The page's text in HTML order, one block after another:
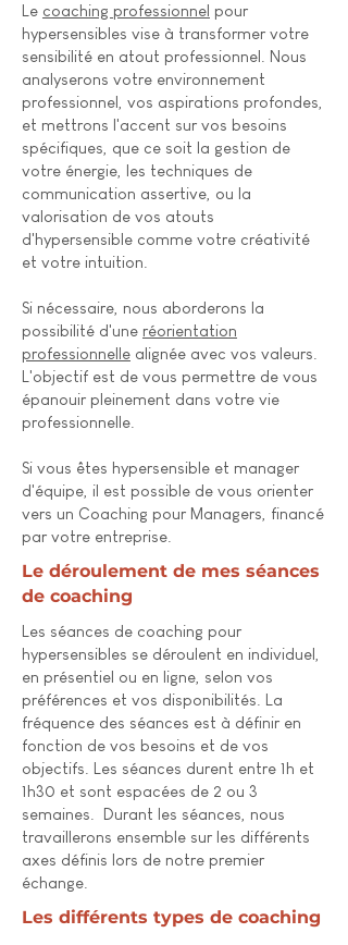
Le coaching professionnel pour
hypersensibles vise à transformer votre
sensibilité en atout professionnel. Nous
analyserons votre environnement
professionnel, vos aspirations profondes,
et mettrons l'accent sur vos besoins
spécifiques, que ce soit la gestion de
votre énergie, les techniques de
communication assertive, ou la
valorisation de vos atouts
d'hypersensible comme votre créativité
et votre intuition.
Si nécessaire, nous aborderons la
possibilité d'une réorientation
professionnelle alignée avec vos valeurs.
L'objectif est de vous permettre de vous
épanouir pleinement dans votre vie
professionnelle.
Si vous êtes hypersensible et manager
d'équipe, il est possible de vous orienter
vers un Coaching pour Managers, financé
par votre entreprise.
Le déroulement de mes séances
de coaching
Les séances de coaching pour
hypersensibles se déroulent en individuel,
en présentiel ou en ligne, selon vos
préférences et vos disponibilités. La
fréquence des séances est à définir en
fonction de vos besoins et de vos
objectifs. Les séances durent entre 1h et
1h30 et sont espacées de 2 ou 3
semaines. Durant les séances, nous
travaillerons ensemble sur les différents
axes définis lors de notre premier
échange.
Les différents types de coaching